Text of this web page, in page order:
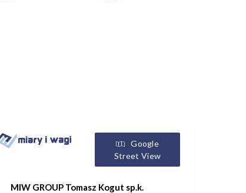
Google
Street View
MIW GROUP Tomasz Kogut sp.k.